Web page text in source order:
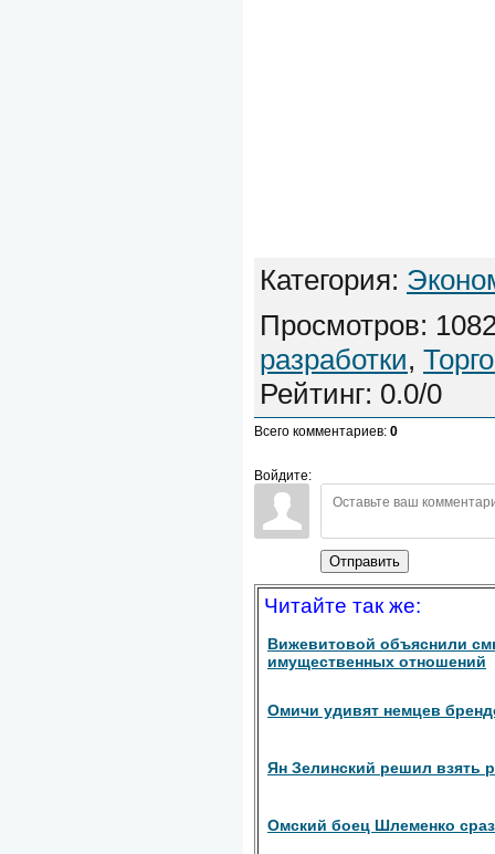
Категория:
Просмотров:
разработки,
Рейтинг: 0.0/0
Всего комментариев: 0
Войдите:
Отправить
Читайте так же:
Вижевитовой объяснили
имущественных отношений
Омичи удивят немцев
Ян Зелинский решил взять
Омский боец Шлеменко